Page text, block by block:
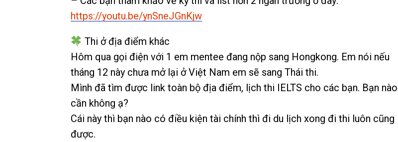
https://youtu.be/ynSneJGnKjw
Thi ở địa điểm khác
Hôm qua gọi điện với 1 em mentee đang nộp sang Hongkong. Em nói nếu
tháng 12 này chưa mở lại ở Việt Nam em sẽ sang Thái thi.
Mình đã tìm được link toàn bộ địa điểm, lịch thi IELTS cho các bạn. Bạn nào
cần không ạ?
Cái này thì bạn nào có điều kiện tài chính thì đi du lịch xong đi thi luôn cũng
được.